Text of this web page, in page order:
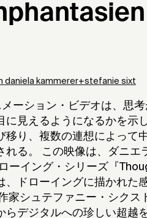
daniela kammerer+stefanie sixt
ーション・ビデオは、思
に見えるようになるかを示
移り、複数の連想によって
れる。 この映像は、ダニエ
ーイング・シリーズ『
、ドローイングに描かれた
家シュテファニー・シクス
らデジタルへの珍しい超越